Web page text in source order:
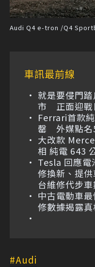
Audi Q4 e-tron /Q4
車訊最前線
就是要侵門
市 正面迎戰
Ferrari首款
罄 外媒點名
大改款
相 純電 643
Tesla 回應電
修換新、提
台維修代步
中古電動車
修數據揭露真
Audi